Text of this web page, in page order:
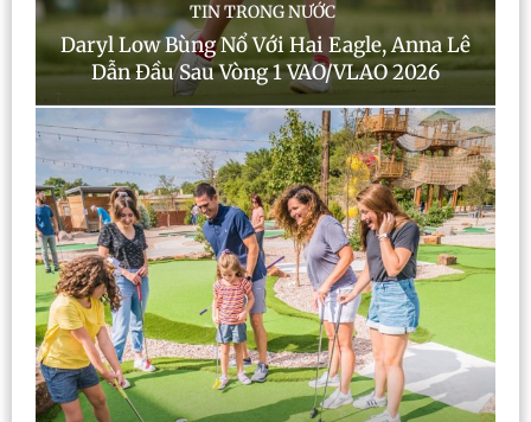
TIN TRONG NƯỚC
Daryl Low Bùng Nổ Với Hai Eagle, Anna Lê
Dẫn Đầu Sau Vòng 1 VAO/VLAO 2026